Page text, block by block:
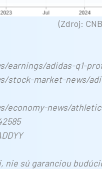
(Zdroj:
earnings/adidas-q1-
stock-market-news/
economy-news/
nie sú garanciou